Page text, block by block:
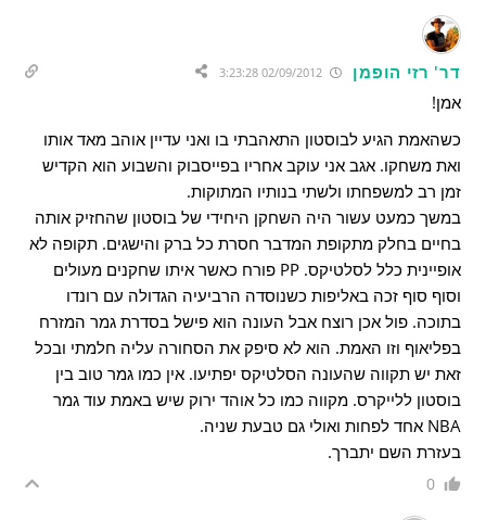
דר' רזי הופמן
אמן!
כשהאמת הגיע לבוסטון התאהבתי בו ואני עדיין אוהב מאד אותו
ואת משחקו. אגב אני עוקב אחריו בפייסבוק והשבוע הוא הקדיש
זמן רב למשפחתו ולשתי בנותיו המתוקות.
במשך כמעט עשור היה השחקן היחידי של בוסטון שהחזיק אותה
בחיים בחלק מתקופת המדבר חסרת כל ברק והישגים. תקופה לא
אופיינית כלל לסלטיקס. PP פורח כאשר איתו שחקנים מעולים
וסוף סוף זכה באליפות כשנוסדה הרביעיה הגדולה עם רונדו
בתוכה. פול אכן רוצח אבל העונה הוא פישל בסדרת גמר המזרח
בפליאוף וזו האמת. הוא לא סיפק את הסחורה עליה חלמתי ובכל
זאת יש תקווה שהעונה הסלטיקס יפתיעו. אין כמו גמר טוב בין
בוסטון ללייקרס. מקווה כמו כל אוהד ירוק שיש באמת עוד גמר
NBA אחד לפחות ואולי גם טבעת שניה.
בעזרת השם יתברך.
0